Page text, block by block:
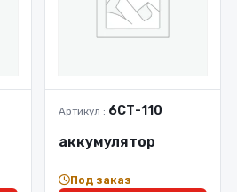
Артикул : 6СТ-110
аккумулятор
Под заказ